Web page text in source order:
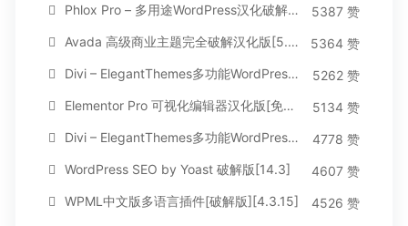
Phlox Pro – 多用途WordPress汉化破解主题[5.1.12]
5387 赞
Avada 高级商业主题完全破解汉化版[5.8.2]
5364 赞
Divi – ElegantThemes多功能WordPress主题[汉化版4.4.2]
5262 赞
Elementor Pro 可视化编辑器汉化版[免费持续更新]
5134 赞
Divi – ElegantThemes多功能WordPress主题[汉化版3.1.95]
4778 赞
WordPress SEO by Yoast 破解版[14.3]
4607 赞
WPML中文版多语言插件[破解版][4.3.15]
4526 赞